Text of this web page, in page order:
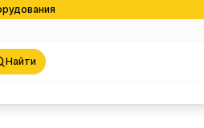
Найти